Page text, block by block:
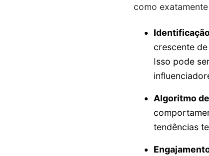
como
crescente
Isso pode
Algoritmo
tendências